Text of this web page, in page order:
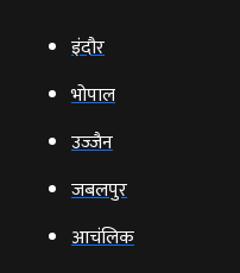
इंदौर
भोपाल
उज्‍जैन
जबलपुर
आचंलिक